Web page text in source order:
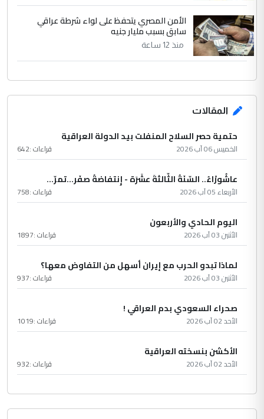
الأمن المصري يتحفظ على لواء شرطة عراقي
سابق بسبب مليار جنيه
منذ 12 ساعة
المقالات
حتمية حصر السلاح المنفلت بيد الدولة العراقية
الخميس 06 آب 2026 قراءات :642
عاشُورْاءُ.. السّنَةُ الثّالثةَ عشَرَة - إِنتفاضةُ صفَر…تمرّ...
الأربعاء 05 آب 2026 قراءات :758
اليوم الحادي والأربعون
الأثنين 03 آب 2026 قراءات :1897
لماذا تبدو الحرب مع إيران أسهل من التفاوض معها؟
الأثنين 03 آب 2026 قراءات :937
صحراء السعودي بدم العراقي !
الأحد 02 آب 2026 قراءات :1019
الأكشن بنسخته العراقية
الأحد 02 آب 2026 قراءات :932